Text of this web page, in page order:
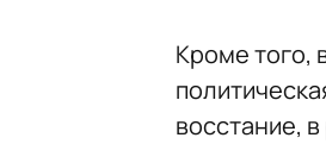
Кроме того,
восстание,